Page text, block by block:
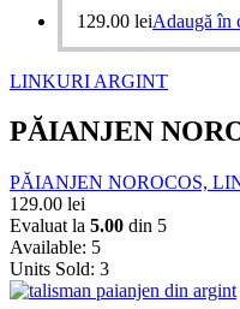
129.00 leiAdaugă în
LINKURI ARGINT
PĂIANJEN
PĂIANJEN NOROCOS,
129.00 lei
Evaluat la 5.00 din 5
Available: 5
Units Sold: 3